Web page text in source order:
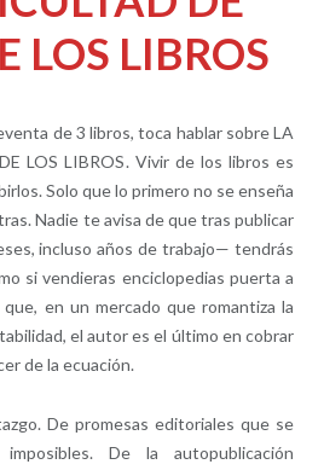
LOS LIBROS
de 3 libros, toca hablar sobre LA
LOS LIBROS. Vivir de los libros es
Solo que lo primero no se enseña
Nadie te avisa de que tras publicar
incluso años de trabajo— tendrás
si vendieras enciclopedias puerta a
en un mercado que romantiza la
el autor es el último en cobrar
de la ecuación.
De promesas editoriales que se
De la autopublicación